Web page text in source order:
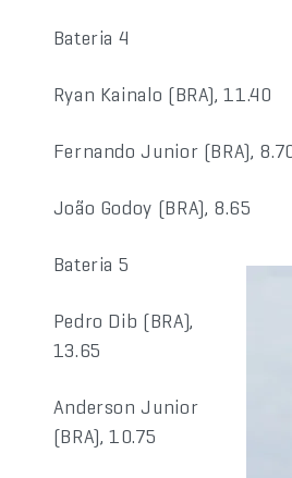
Bateria 4
Ryan Kainalo (BRA), 11.40
Fernando Junior (BRA),
João Godoy (BRA), 8.65
Bateria 5
Pedro Dib (BRA),
13.65
Anderson Junior
(BRA), 10.75